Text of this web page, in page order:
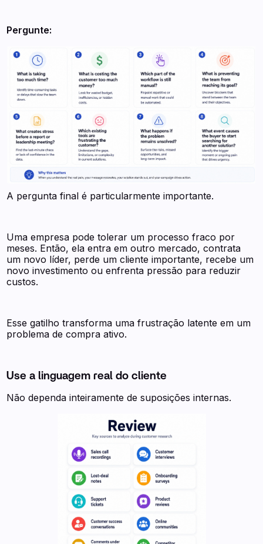
Pergunte:
A pergunta final é particularmente importante.
Uma empresa pode tolerar um processo fraco por
meses. Então, ela entra em outro mercado, contrata
um novo líder, perde um cliente importante, recebe um
novo investimento ou enfrenta pressão para reduzir
custos.
Esse gatilho transforma uma frustração latente em um
problema de compra ativo.
Use a linguagem real do cliente
Não dependa inteiramente de suposições internas.